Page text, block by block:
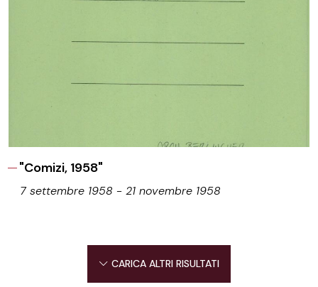
"Comizi, 1958"
7 settembre 1958 - 21 novembre 1958
CARICA ALTRI RISULTATI